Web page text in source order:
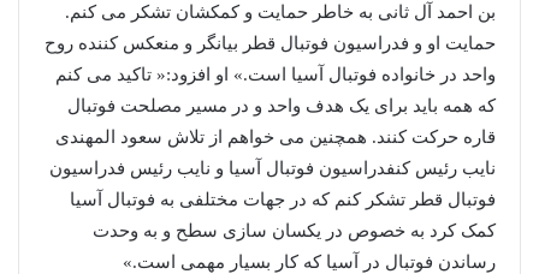
بن احمد آل ثانی به خاطر حمایت و کمکشان تشکر می کنم.
حمایت او و فدراسیون فوتبال قطر بیانگر و منعکس کننده روح
واحد در خانواده فوتبال آسیا است.» او افزود:« تاکید می کنم
که همه باید برای یک هدف واحد و در مسیر مصلحت فوتبال
قاره حرکت کنند. همچنین می خواهم از تلاش سعود المهندی
نایب رئیس کنفدراسیون فوتبال آسیا و نایب رئیس فدراسیون
فوتبال قطر تشکر کنم که در جهات مختلفی به فوتبال آسیا
کمک کرد به خصوص در یکسان سازی سطح و به وحدت
رساندن فوتبال در آسیا که کار بسیار مهمی است.»